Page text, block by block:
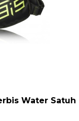
Water Satuh